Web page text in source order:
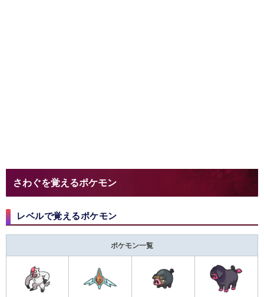
さわぐを覚えるポケモン
レベルで覚えるポケモン
ポケモン一覧